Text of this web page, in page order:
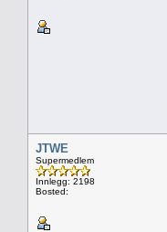
JTWE
Supermedlem
Innlegg: 2198
Bosted: